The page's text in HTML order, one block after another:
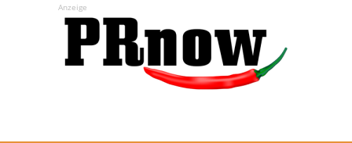
Anzeige